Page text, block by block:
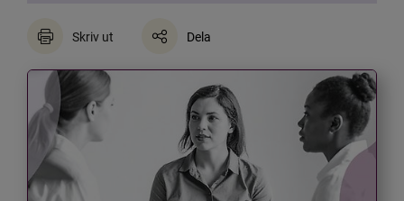
Skriv ut Dela